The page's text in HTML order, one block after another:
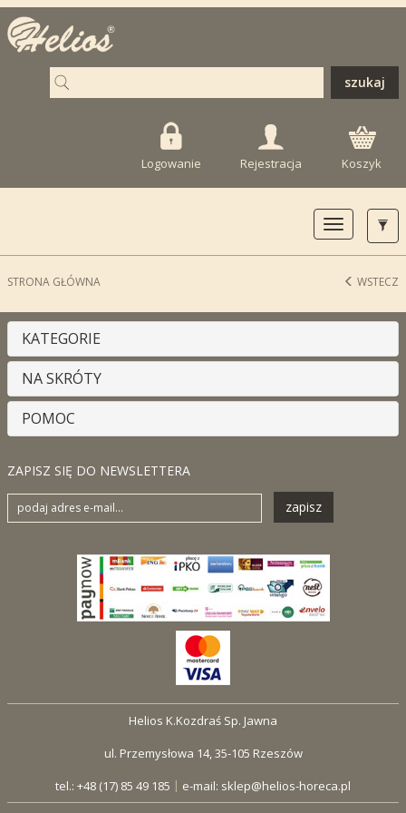
Logowanie Rejestracja Koszyk
Toggle
navigation
STRONA GŁÓWNA WSTECZ
KATEGORIE
NA SKRÓTY
POMOC
ZAPISZ SIĘ DO NEWSLETTERA
zapisz
Helios K.Kozdraś Sp. Jawna
ul. Przemysłowa 14, 35-105 Rzeszów
tel.: +48 (17) 85 49 185 | e-mail: sklep@helios-horeca.pl